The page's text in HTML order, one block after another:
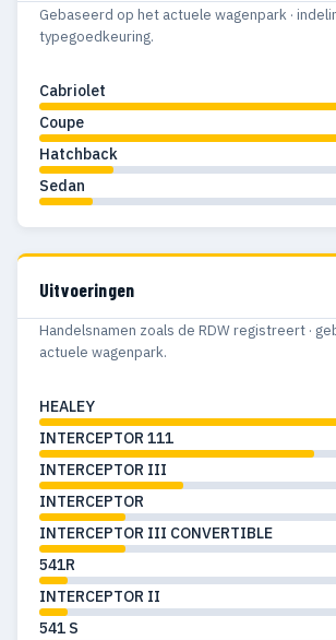
Gebaseerd op het actuele wagenpark ·
typegoedkeuring.
Cabriolet
Coupe
Hatchback
Sedan
Uitvoeringen
Handelsnamen zoals de RDW registreert ·
actuele wagenpark.
HEALEY
INTERCEPTOR 111
INTERCEPTOR III
INTERCEPTOR
INTERCEPTOR III CONVERTIBLE
541R
INTERCEPTOR II
541 S